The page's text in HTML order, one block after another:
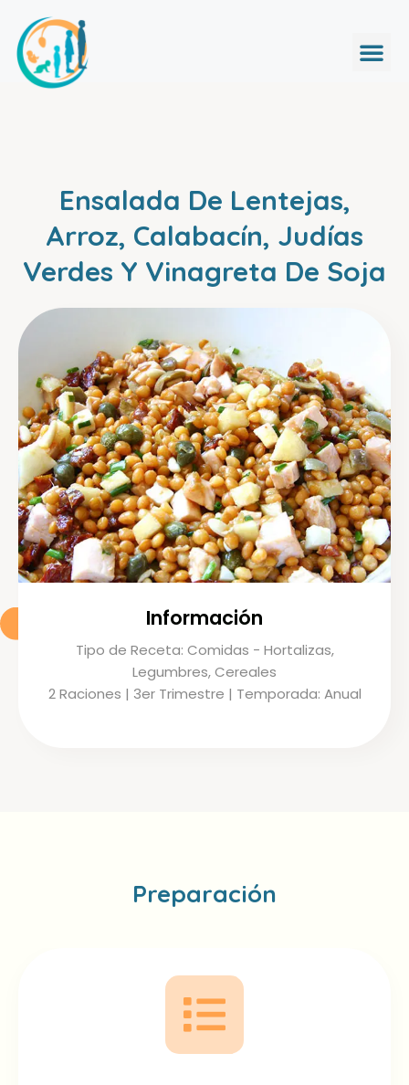
Ensalada De Lentejas,
Arroz, Calabacín, Judías
Verdes Y Vinagreta De Soja
Información
Tipo de Receta: Comidas - Hortalizas,
Legumbres, Cereales
2 Raciones | 3er Trimestre | Temporada: Anual
Preparación